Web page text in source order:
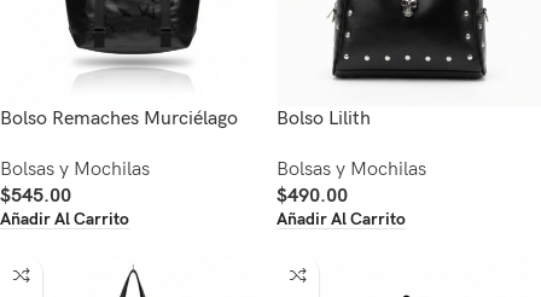
Bolso Remaches Murciélago
Bolsas y Mochilas
$545.00
Añadir Al Carrito
Bolso Lilith
Bolsas y Mochilas
$490.00
Añadir Al Carrito